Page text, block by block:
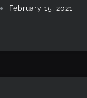
February 15, 2021